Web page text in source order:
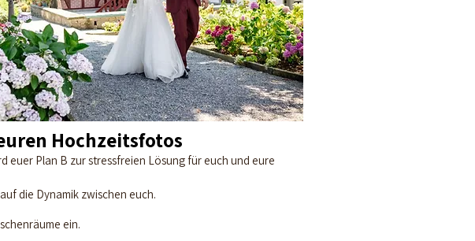
Hochzeitsfotos
euer Plan B zur stressfreien Lösung für euch und eure
die Dynamik zwischen euch.
ein.